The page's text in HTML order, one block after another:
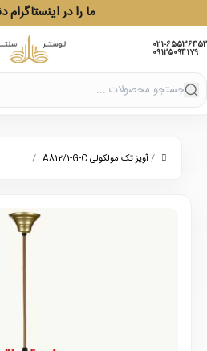
ما را در اینستاگرام
021-65536452
09125094179
/آویز تک مولکولی A812/1-G-C /